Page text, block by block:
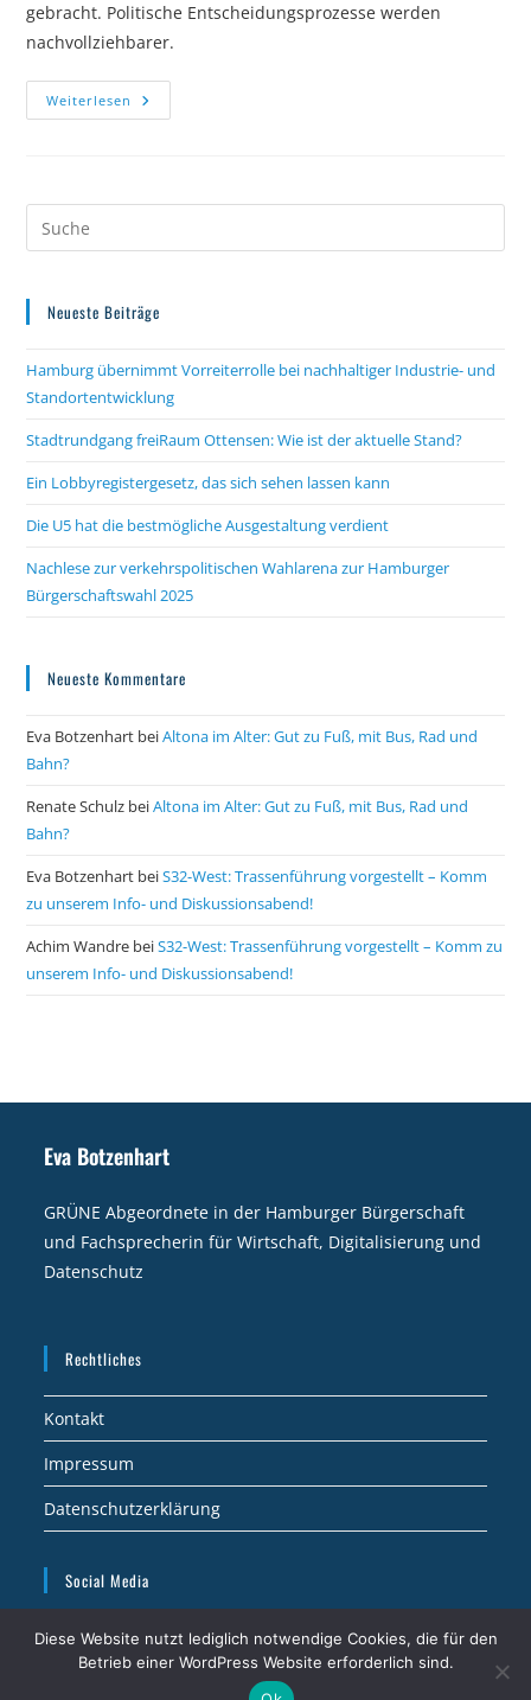
gebracht. Politische Entscheidungsprozesse werden
nachvollziehbarer.
Weiterlesen Mehr
Transparenz
–
Lobbyregister
Neueste Beiträge
Hamburg übernimmt Vorreiterrolle bei nachhaltiger Industrie- und
Standortentwicklung
Stadtrundgang freiRaum Ottensen: Wie ist der aktuelle Stand?
Ein Lobbyregistergesetz, das sich sehen lassen kann
Die U5 hat die bestmögliche Ausgestaltung verdient
Nachlese zur verkehrspolitischen Wahlarena zur Hamburger
Bürgerschaftswahl 2025
Neueste Kommentare
Eva Botzenhart beiAltona im Alter: Gut zu Fuß, mit Bus, Rad und
Bahn?
Renate Schulz beiAltona im Alter: Gut zu Fuß, mit Bus, Rad und
Bahn?
Eva Botzenhart beiS32-West: Trassenführung vorgestellt – Komm
zu unserem Info- und Diskussionsabend!
Achim Wandre beiS32-West: Trassenführung vorgestellt – Komm zu
unserem Info- und Diskussionsabend!
Eva Botzenhart
GRÜNE Abgeordnete in der Hamburger Bürgerschaft
und Fachsprecherin für Wirtschaft, Digitalisierung und
Datenschutz
Rechtliches
Kontakt
Impressum
Datenschutzerklärung
Social Media
Abgeordnetenwatch.de
Diese Website nutzt lediglich notwendige Cookies, die für den
Betrieb einer WordPress Website erforderlich sind.